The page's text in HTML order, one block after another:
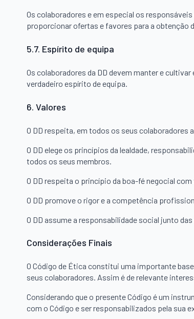
Os colaboradores e em especial os
proporcionar ofertas e favores para a obtenção
5.7. Espírito de equipa
Os colaboradores da DD devem manter e
verdadeiro espírito de equipa.
6. Valores
O DD respeita, em todos os seus colaboradores
O DD elege os princípios da lealdade,
todos os seus membros.
O DD respeita o princípio da boa-fé negocial
O DD promove o rigor e a competência
O DD assume a responsabilidade social junto
Considerações Finais
O Código de Ética constitui uma importante
seus colaboradores. Assim é de relevante
Considerando que o presente Código é um
com o Código e ser responsabilizados pela sua